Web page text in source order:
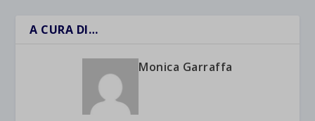
A CURA DI…
Monica Garraffa